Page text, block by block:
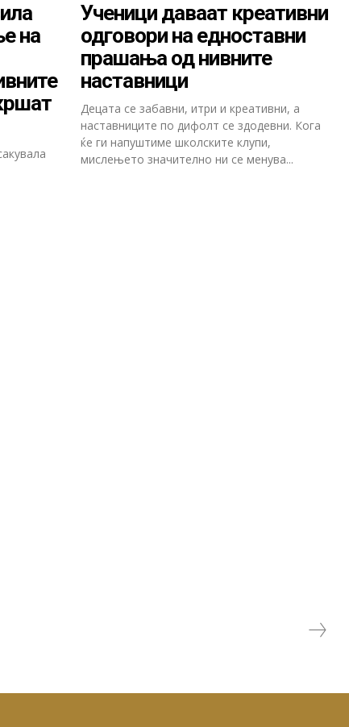
на
Ученици даваат креативни
одговори на едноставни
прашања од нивните
наставници
Децата се забавни, итри и креативни, а
наставниците по дифолт се здодевни. Кога
ќе ги напуштиме школските клупи,
мислењето значително ни се менува...